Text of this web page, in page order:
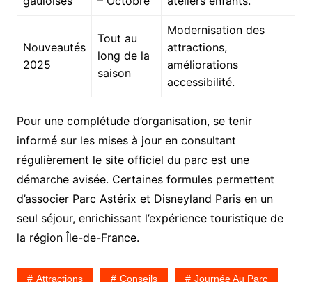
Nouveautés
2025
Tout au
long de la
saison
Modernisation des
attractions,
améliorations
accessibilité.
Pour une complétude d’organisation, se tenir
informé sur les mises à jour en consultant
régulièrement le site officiel du parc est une
démarche avisée. Certaines formules permettent
d’associer Parc Astérix et Disneyland Paris en un
seul séjour, enrichissant l’expérience touristique de
la région Île-de-France.
Attractions Conseils Journée Au Parc